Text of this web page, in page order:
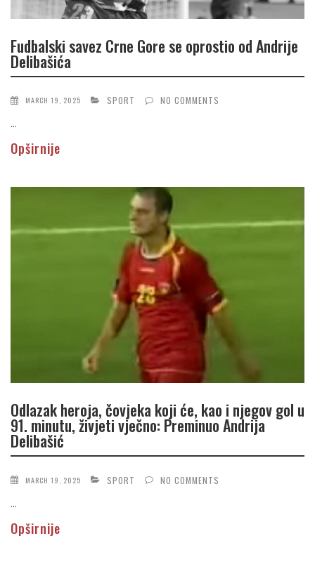
Fudbalski savez Crne Gore se oprostio od Andrije
Delibašića
MARCH 19, 2025 SPORT NO COMMENTS
...
Opširnije
Odlazak heroja, čovjeka koji će, kao i njegov gol u
91. minutu, živjeti vječno: Preminuo Andrija
Delibašić
MARCH 19, 2025 SPORT NO COMMENTS
...
Opširnije